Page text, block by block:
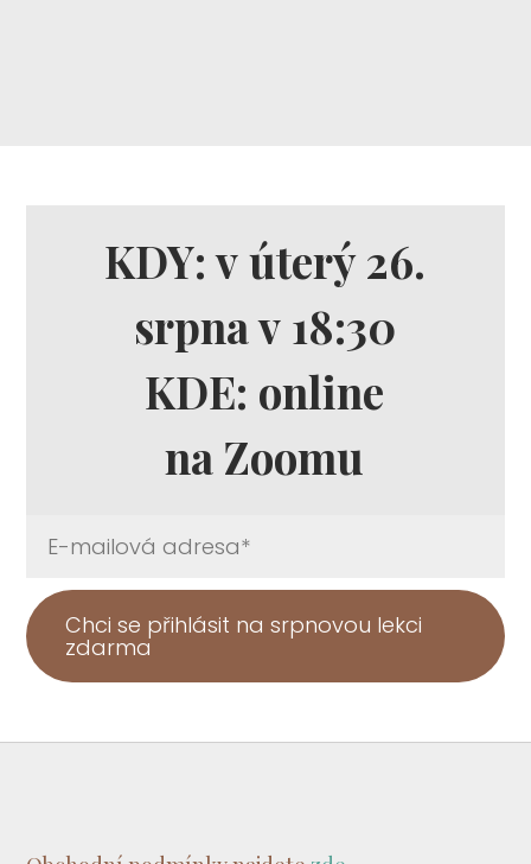
KDY: v úterý 26.
srpna v 18:30
KDE: online
na Zoomu
Chci se přihlásit na srpnovou lekci
zdarma